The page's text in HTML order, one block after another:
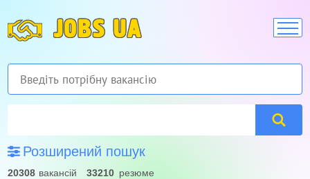
JOBS UA
Розширений пошук
20308 вакансій 33210 резюме